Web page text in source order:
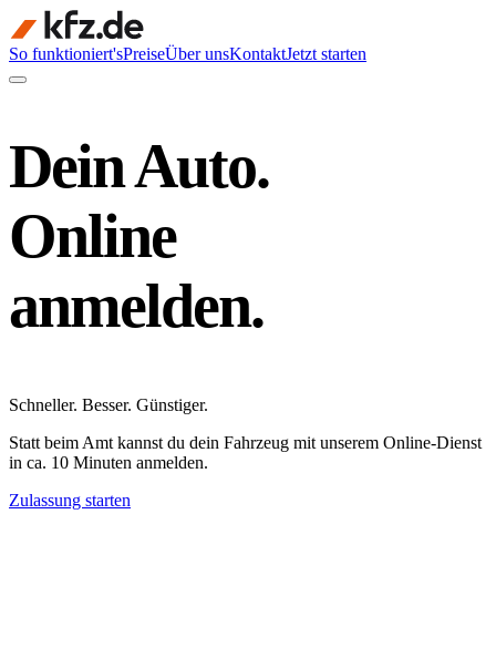
So funktioniert'sPreiseÜber unsKontaktJetzt starten
Dein Auto.
Online
anmelden.
Schneller. Besser. Günstiger.
Statt beim Amt kannst du dein Fahrzeug mit unserem Online-Dienst
in ca. 10 Minuten anmelden.
Zulassung starten